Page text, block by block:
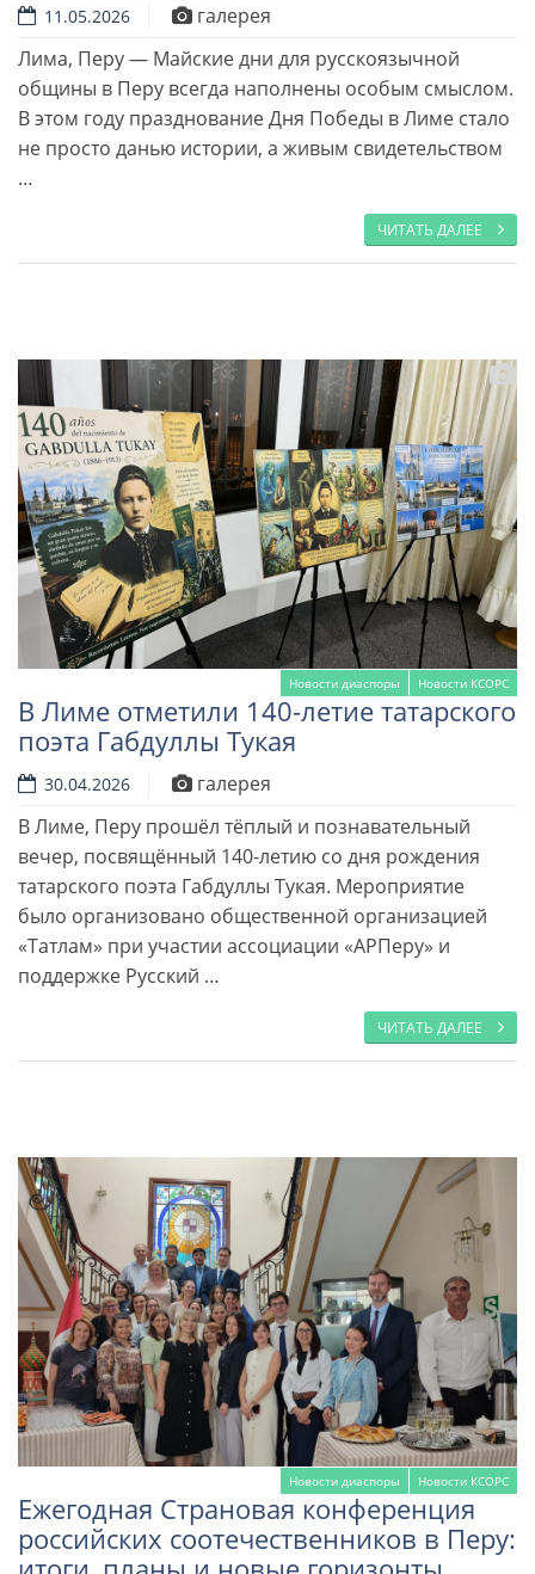
Читать далее
11.05.2026
галерея
Лима, Перу — Майские дни для русскоязычной
общины в Перу всегда наполнены особым смыслом.
В этом году празднование Дня Победы в Лиме стало
не просто данью истории, а живым свидетельством
…
ЧИТАТЬ ДАЛЕЕ
Новости диаспоры Новости КСОРС
Читать далее
В Лиме отметили 140-летие татарского
поэта Габдуллы Тукая
30.04.2026
галерея
В Лиме, Перу прошёл тёплый и познавательный
вечер, посвящённый 140-летию со дня рождения
татарского поэта Габдуллы Тукая. Мероприятие
было организовано общественной организацией
«Татлам» при участии ассоциации «АРПеру» и
поддержке Русский …
ЧИТАТЬ ДАЛЕЕ
Новости диаспоры Новости КСОРС
Ежегодная Страновая конференция
российских соотечественников в Перу: